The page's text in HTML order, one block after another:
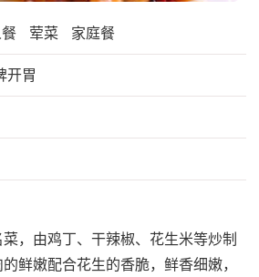
荤菜 家庭餐
开胃
，由鸡丁、干辣椒、花生米等炒制
鲜嫩配合花生的香脆，鲜香细嫩，